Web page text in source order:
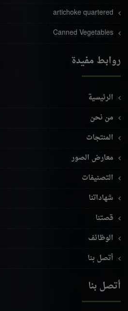
artichoke quartered
Canned Vegetables
روابط مفيدة
الرئيسية
من نحن
المنتجات
معارض الصور
التصنيفات
شهاداتنا
قصتنا
الوظائف
أتصل بنا
أتصل بنا